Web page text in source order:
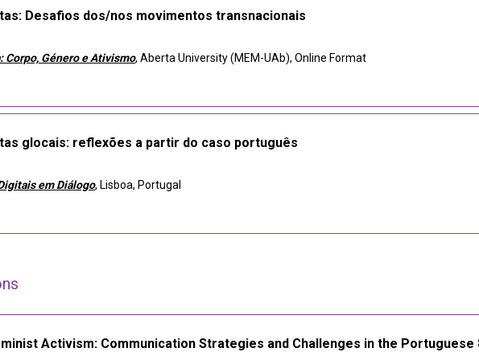
Desafios dos/nos movimentos transnacionais
Corpo, Género e Ativismo, Aberta University (MEM-UAb), Online Format
glocais: reflexões a partir do caso português
em Diálogo, Lisboa, Portugal
Activism: Communication Strategies and Challenges in the Portuguese